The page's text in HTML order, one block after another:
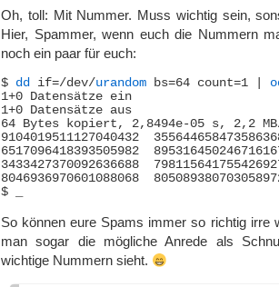
Oh, toll: Mit Nummer. Muss wichtig sein,
Hier, Spammer, wenn euch die Nummern
noch ein paar für euch:
$ dd if=/dev/urandom bs=64 count=1 |
1+0 Datensätze ein
1+0 Datensätze aus
64 Bytes kopiert, 2,8494e-05 s, 2,2
9104019511127040432
6517096418393505982
3433427370092636688
8046936970601088068
So können eure Spams immer so richtig irre
man sogar die mögliche Anrede als
wichtige Nummern sieht.